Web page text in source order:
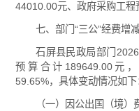
44010.00元、政府采购工程
七、部门“三公”经费增
石屏县民政局部门
预算合计189649.00元
59.65%，具体变动情况如下
（一）因公出国（境）